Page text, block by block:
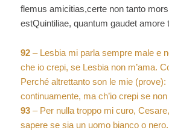
flemus amicitias,certe non tanto
estQuintiliae, quantum gaudet amore
92– Lesbia mi parla sempre male e
che io crepi, se Lesbia non m’ama.
Perché altrettanto son le mie (prove):
continuamente, ma ch’io crepi se
93– Per nulla troppo mi curo,
sapere se sia un uomo bianco o nero.